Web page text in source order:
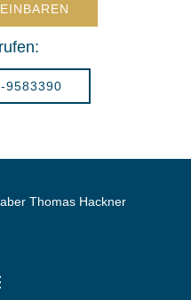
9583390
Thomas Hackner